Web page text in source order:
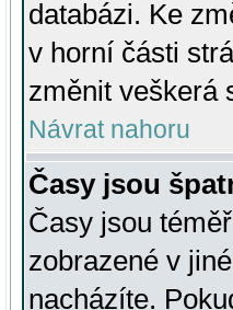
databázi. Ke
v horní části
změnit veškerá
Návrat nahoru
Časy jsou
Časy jsou
zobrazené v
nacházíte.